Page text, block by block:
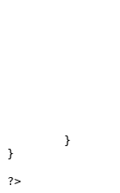
	}
}
?>